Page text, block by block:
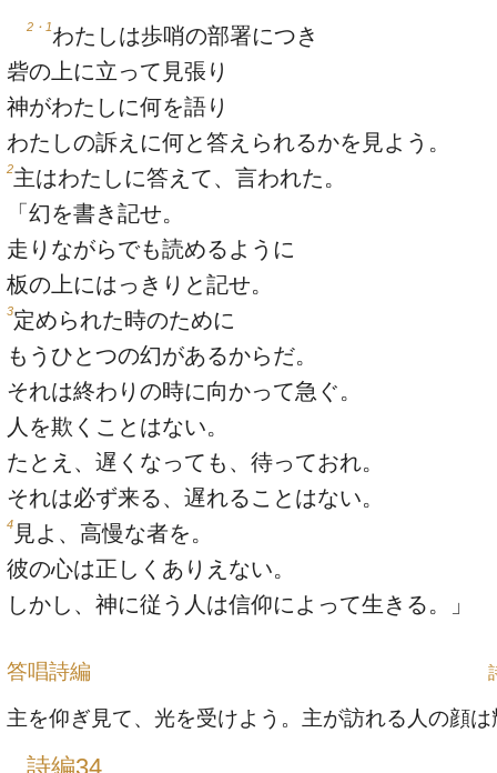
2・1わたしは歩哨の部署につき
砦の上に立って見張り
神がわたしに何を語り
わたしの訴えに何と答えられるかを見よう。
2主はわたしに答えて、言われた。
「幻を書き記せ。
走りながらでも読めるように
板の上にはっきりと記せ。
3定められた時のために
もうひとつの幻があるからだ。
それは終わりの時に向かって急ぐ。
人を欺くことはない。
たとえ、遅くなっても、待っておれ。
それは必ず来る、遅れることはない。
4 見よ、高慢な者を。
彼の心は正しくありえない。
しかし、神に従う人は信仰によって生きる。」
答唱詩編
主を仰ぎ見て、光を受けよう。主が訪れる人の顔は
詩編34